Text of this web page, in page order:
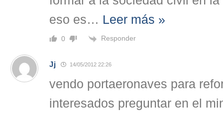
eso es… Leer más »
0 Responder
Jj 14/05/2012 22:26
vendo portaeronaves para
interesados preguntar en el